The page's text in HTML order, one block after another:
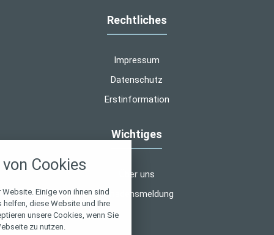
Rechtliches
Impressum
Datenschutz
Erstinformation
Wichtiges
Über uns
Schadensmeldung
Cookies
Einige von ihnen sind
diese Website und Ihre
unsere Cookies, wenn Sie
zu nutzen.
alle verwendeten Cookies und
zu blockieren.
Notwendig